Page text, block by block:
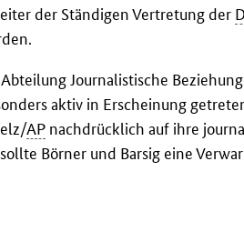
der Ständigen Vertretung der
Journalistische
aktiv in Erscheinung
AP nachdrücklich auf ihre
Börner und Barsig eine